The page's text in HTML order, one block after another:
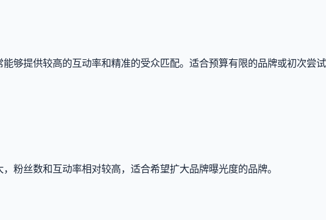
够提供较高的互动率和精准的受众匹配。适合预算有限的品牌或初次尝
粉丝数和互动率相对较高，适合希望扩大品牌曝光度的品牌。